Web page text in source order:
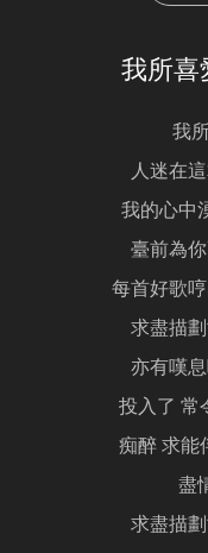
我所喜
我
人迷在
我的心中
臺前為
每首好歌
求盡描
亦有嘆
投入了 常
痴醉 求能
盡
求盡描